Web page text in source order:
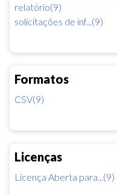
relatório(9)
solicitações de inf...(9)
Formatos
CSV(9)
Licenças
Licença Aberta para...(9)